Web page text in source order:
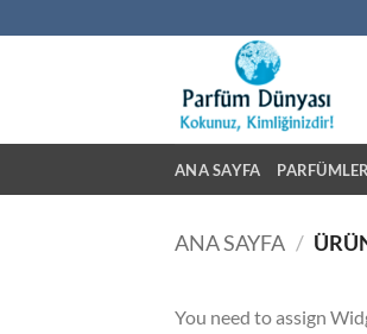
atla
ANA SAYFA PARFÜMLER
ANA SAYFA /
You need to assign